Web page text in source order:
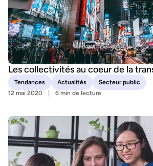
Les collectivités au coeur de la
Tendances Actualités
Secteur public
12 mai 2020
6 min de lecture